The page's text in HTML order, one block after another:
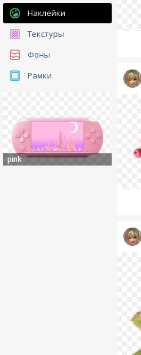
Наклейки
Текстуры
Фоны
Рамки
pink